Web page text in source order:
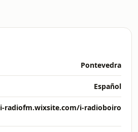
Pontevedra
Español
i-radiofm.wixsite.com/i-radioboiro